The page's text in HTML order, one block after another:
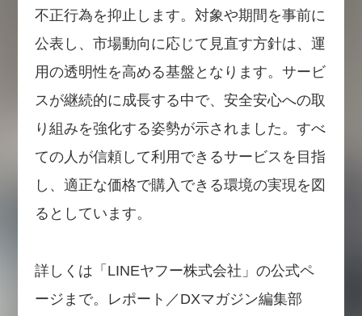
不正行為を抑止します。対象や期間を事前に
公表し、市場動向に応じて見直す方針は、運
用の透明性を高める基盤となります。サービ
スが継続的に成長する中で、安全安心への取
り組みを強化する姿勢が示されました。すべ
ての人が信頼して利用できるサービスを目指
し、適正な価格で購入できる環境の実現を図
るとしています。
詳しくは「LINEヤフー株式会社」の公式ペ
ージまで。レポート／DXマガジン編集部